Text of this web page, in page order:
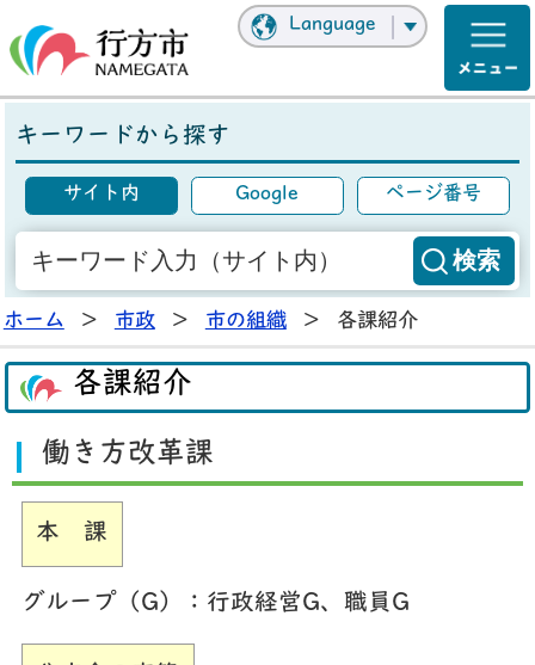
Language
キーワードから探す
サイト内 Google ページ番号
ホーム > 市政 > 市の組織 > 各課紹介
各課紹介
働き方改革課
本 課
グループ（G） ：行政経営G、職員G